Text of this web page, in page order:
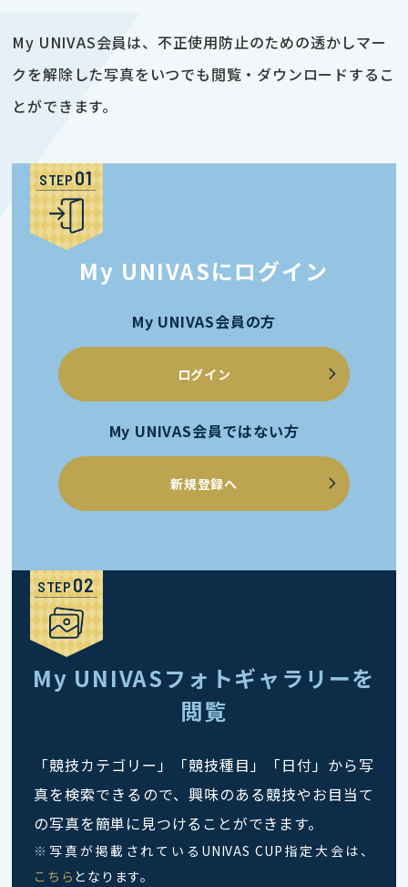
My UNIVAS会員は、不正使用防止のための透かしマー
クを解除した写真をいつでも閲覧・ダウンロードするこ
とができます。
STEP
My UNIVASにログイン
My UNIVAS会員の方
ログイン
My UNIVAS会員ではない方
新規登録へ
STEP
My UNIVASフォトギャラリーを
閲覧
「競技カテゴリー」「競技種目」「日付」から写
真を検索できるので、興味のある競技やお目当て
の写真を簡単に見つけることができます。
※ 写真が掲載されているUNIVAS CUP指定大会は、
こちら となります。